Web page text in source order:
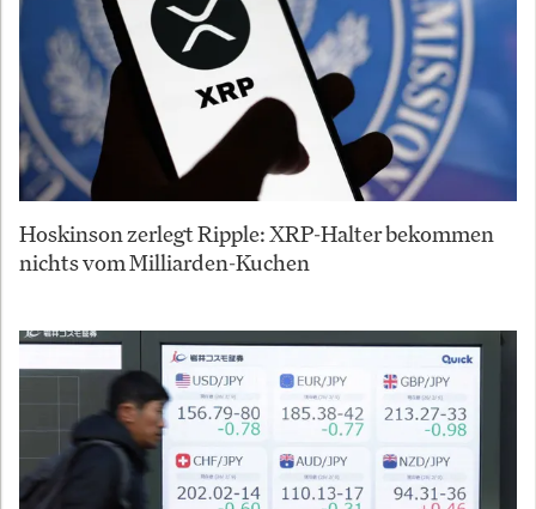
Hoskinson zerlegt Ripple: XRP-Halter bekommen
nichts vom Milliarden-Kuchen